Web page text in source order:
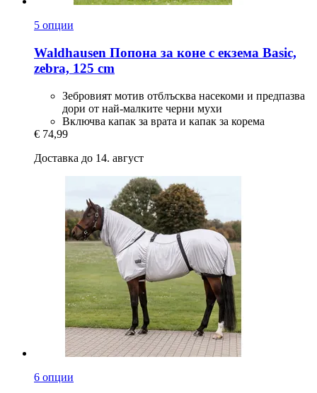
5 опции
Waldhausen Попона за коне с екзема Basic,
zebra, 125 cm
Зебровият мотив отблъсква насекоми и предпазва
дори от най-малките черни мухи
Включва капак за врата и капак за корема
€ 74,99
Доставка до 14. август
6 опции